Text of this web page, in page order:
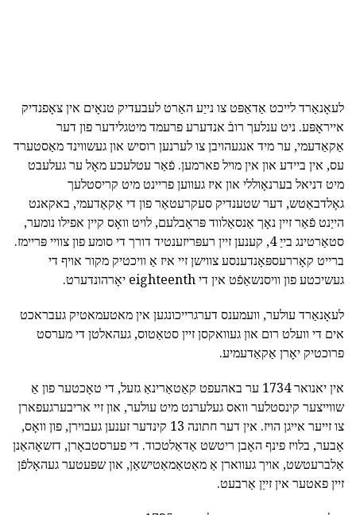
לעאָנאַרד לייכט אַדאַפּט צו נייַע האַרט לעבעדיק טנאָים אין צאָפנדיק
אייראָפּע. ניט ענלעך רובֿ אנדערע פרעמד מיטגלידער פון דער
אַקאַדעמי, ער מיד אנגעהויבן צו לערנען רוסיש און געשווינד מאַסטערד
עס, אין ביידע און אין מויל פארמען. פֿאַר עטלעכע מאָל ער געלעבט
מיט דניאל בערנאָוללי און איז געווען פריינט מיט קריסטלעך
גאָלדבאַטש, דער שטענדיק סעקרעטאַר פון די אַקאַדעמי, באקאנט
הייַנט פֿאַר זיין נאָך אַנסאַלווד פּראָבלעם, לויט וואָס קיין אפילו נומער,
סטאַרטינג בייַ 4, קענען זיין רעפּריזענטיד דורך די סומע פון צוויי פּריימז.
ברייט קאָררעספּאָנדענסע צווישן זיי איז אַ וויכטיק מקור אויף די
געשיכטע פון וויסנשאַפֿט אין די eighteenth יאָרהונדערט.
לעאָנאַרד עולער, וועמענס דערגרייכונגען אין מאטעמאטיק געבראכט
אים די וועלט רום און געוואקסן זיין סטאַטוס, געהאלטן די מערסט
פרוכטיק יאָרן אַקאַדעמיע.
אין יאנואר 1734 ער באהעפט קאַטאַרינאַ גזעל, די טאָכטער פון אַ
שווייצער קינסטלער וואס געלערנט מיט עולער, און זיי אריבערגעפארן
צו זייער אייגן הויז. אין דער חתונה 13 קינדער זענען געבוירן, פון וואָס,
אָבער, בלויז פינף האָבן ריטשט אַדאַלטכוד. די פערסטבאָרן, דזשאָהאַנן
אַלברעטשט, אויך געווארן אַ מאַטאַמאַטישאַן, און שפּעטער געהאָלפֿן
זיין פאטער אין זייַן אַרבעט.